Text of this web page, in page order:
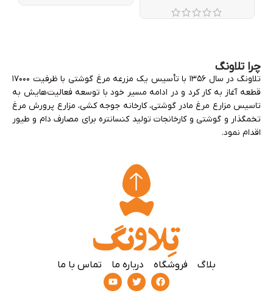
چرا تلاونگ
تلاونگ در سال ۱۳۵۶ با تأسیس یک مزرعه مرغ گوشتی با ظرفیت ۱۷۰۰۰
قطعه آغاز به کار کرد و در ادامه مسیر خود با توسعه فعالیت‌هایش به
تاسیس مزارع مرغ مادر گوشتی، کارخانه جوجه کشی، مزارع پرورش مرغ
تخمگذار و گوشتی و کارخانجات تولید کنسانتره برای مصارف دام و طیور
اقدام نمود.
بلاگ فروشگاه درباره ما تماس با ما